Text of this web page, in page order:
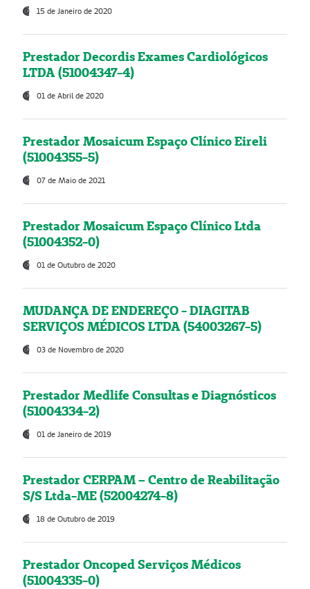
15 de Janeiro de 2020
Prestador Decordis Exames Cardiológicos
LTDA (51004347-4)
01 de Abril de 2020
Prestador Mosaicum Espaço Clínico Eireli
(51004355-5)
07 de Maio de 2021
Prestador Mosaicum Espaço Clínico Ltda
(51004352-0)
01 de Outubro de 2020
MUDANÇA DE ENDEREÇO - DIAGITAB
SERVIÇOS MÉDICOS LTDA (54003267-5)
03 de Novembro de 2020
Prestador Medlife Consultas e Diagnósticos
(51004334-2)
01 de Janeiro de 2019
Prestador CERPAM – Centro de Reabilitação
S/S Ltda-ME (52004274-8)
18 de Outubro de 2019
Prestador Oncoped Serviços Médicos
(51004335-0)